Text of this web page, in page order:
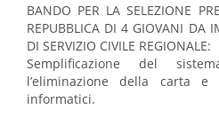
BANDO PER LA SELEZIONE
REPUBBLICA DI 4 GIOVANI DA
DI SERVIZIO CIVILE REGIONALE:
Semplificazione del
l’eliminazione della carta
informatici.